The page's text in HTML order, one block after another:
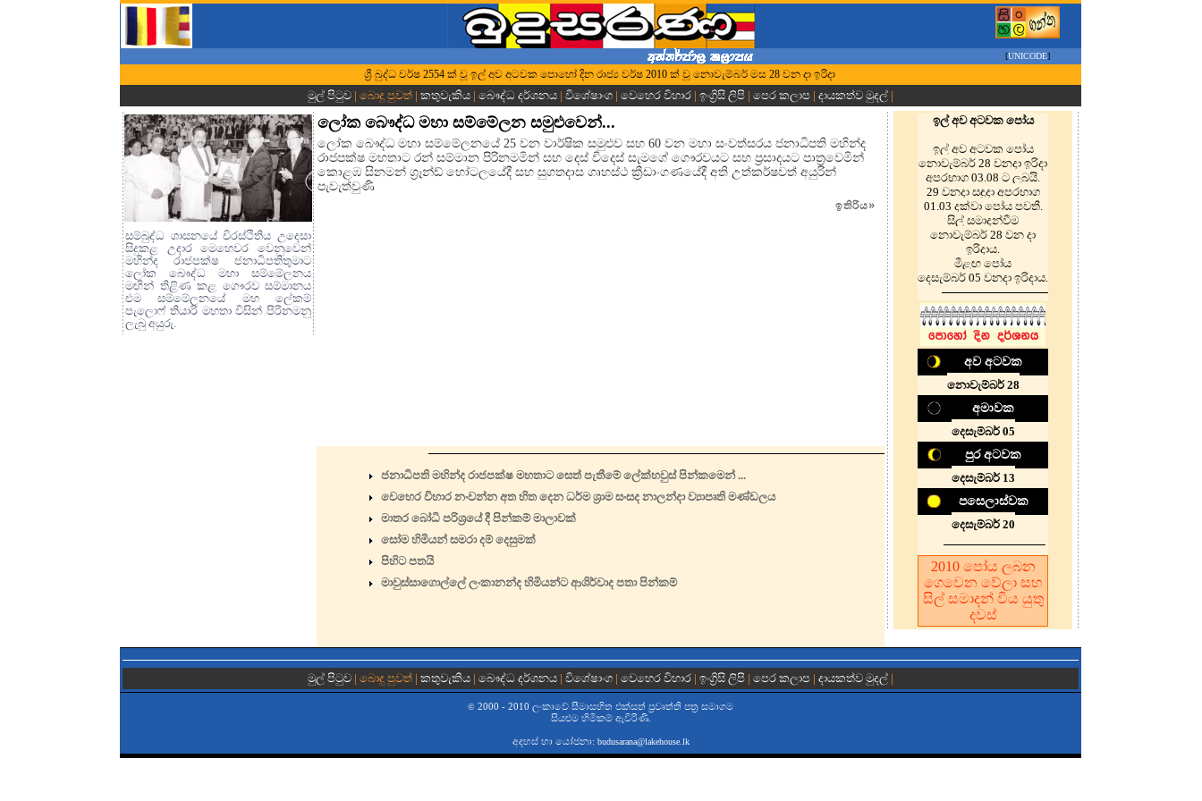
[UNICODE]
ශ්‍රී බුද්ධ වර්ෂ 2554 ක් වූ ඉල් අව අටවක පොහෝ දින රාජ්‍ය වර්ෂ 2010 ක් වූ නොවැම්බර් මස 28 වන දා ඉරිදා
මුල් පිටුව | බොදු පුවත් | කතුවැකිය | බෞද්ධ දර්ශනය | විශේෂාංග | වෙහෙර විහාර | ඉංග්‍රිසි ලිපි | පෙර කලාප | දායකත්ව මුදල් |
සම්බුද්ධ ශාසනයේ චිරස්ථිතිය උදෙසා
සිදුකළ උදාර මෙහෙවර වෙනුවෙන්
මහින්ද රාජපක්ෂ ජනාධිපතිතුමාට
ලෝක බෞද්ධ මහා සම්මේලනය
මඟින් තිළිණ කළ ගෞරව සම්මානය
එම සම්මේලනයේ මහ ලේකම්
පැලොෆ් තියාරි මහතා විසින් පිරිනමනු
ලැබු අයුරු.
ලෝක බෞද්ධ මහා සම්මේලන සමුළුවෙන්...
ලෝක බෞද්ධ මහා සම්මේලනයේ 25 වන වාර්ෂික සමුළුව සහ 60 වන මහා සංවත්සරය ජනාධිපති මහින්ද
රාජපක්ෂ මහතාට රන් සම්මාන පිරිනමමින් සහ දෙස් විදෙස් සැමගේ ගෞරවයට සහ ප්‍රසාදයට පාත්‍රවෙමින්
කොළඹ සිනමන් ග්‍රෑන්ඩ් හෝටලයේදී සහ සුගතදාස ගෘහස්ථ ක්‍රීඩාංගණයේදී අති උත්කර්ෂවත් අයුරින්
පැවැත්වුණි
ඉතිරිය»
ඉල් අව අටවක පෝය
ඉල් අව අටවක පෝය
නොවැම්බර් 28 වනදා ඉරිදා
අපරභාග 03.08 ට ලබයි.
29 වනදා සඳුදා අපරභාග
01.03 දක්වා පෝය පවතී.
සිල් සමාදන්වීම
නොවැම්බර් 28 වන දා
ඉරිදාය.
මීළඟ පෝය
දෙසැම්බර් 05 වනදා ඉරිදාය.
අව අටවක
නොවැම්බර් 28
අමාවක
දෙසැම්බර් 05
පුර අටවක
දෙසැම්බර් 13
පසෙලාස්වක
දෙසැම්බර් 20
2010 පෝය ලබන
ගෙවෙන වේලා සහ
සිල් සමාදන් විය යුතු
දවස
ජනාධිපති මහින්ද රාජපක්ෂ මහතාට සෙත් පැතීමේ ලේක්හවුස් පින්කමෙන් ...
වෙහෙර විහාර නංවන්න අත හිත දෙන ධර්ම ශ්‍රාම සංසද නාලන්දා ව්‍යාපෘති මණ්ඩලය
මාතර බෝධි පරිශ්‍රයේ දී පින්කම් මාලාවක්
සෝම හිමියන් සමරා දම් දෙසුමක්
පිහිට පතයි
මාවුස්සාගොල්ලේ ලංකානන්ද හිමියන්ට ආශිර්වාද පතා පින්කම්
මුල් පිටුව | බොදු පුවත් | කතුවැකිය | බෞද්ධ දර්ශනය | විශේෂාංග | වෙහෙර විහාර | ඉංග්‍රිසි ලිපි | පෙර කලාප | දායකත්ව මුදල් |
© 2000 - 2010 ලංකාවේ සීමාසහිත එක්සත් ප‍්‍රවෘත්ති පත්‍ර සමාගම
සියළුම හිමිකම් ඇවිරිණි.
අදහස් හා යෝජනා: budusarana@lakehouse.lk